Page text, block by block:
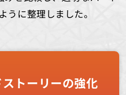
うに整理しました。
トーリーの強化